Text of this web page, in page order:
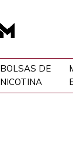
BOLSAS DE
NICOTINA